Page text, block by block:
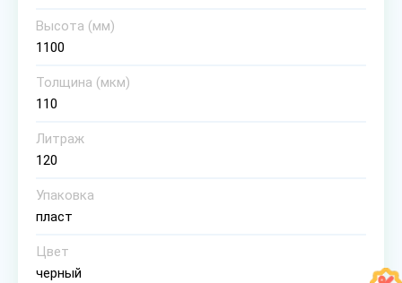
Высота (мм)
1100
Толщина (мкм)
110
Литраж
120
Упаковка
пласт
Цвет
черный